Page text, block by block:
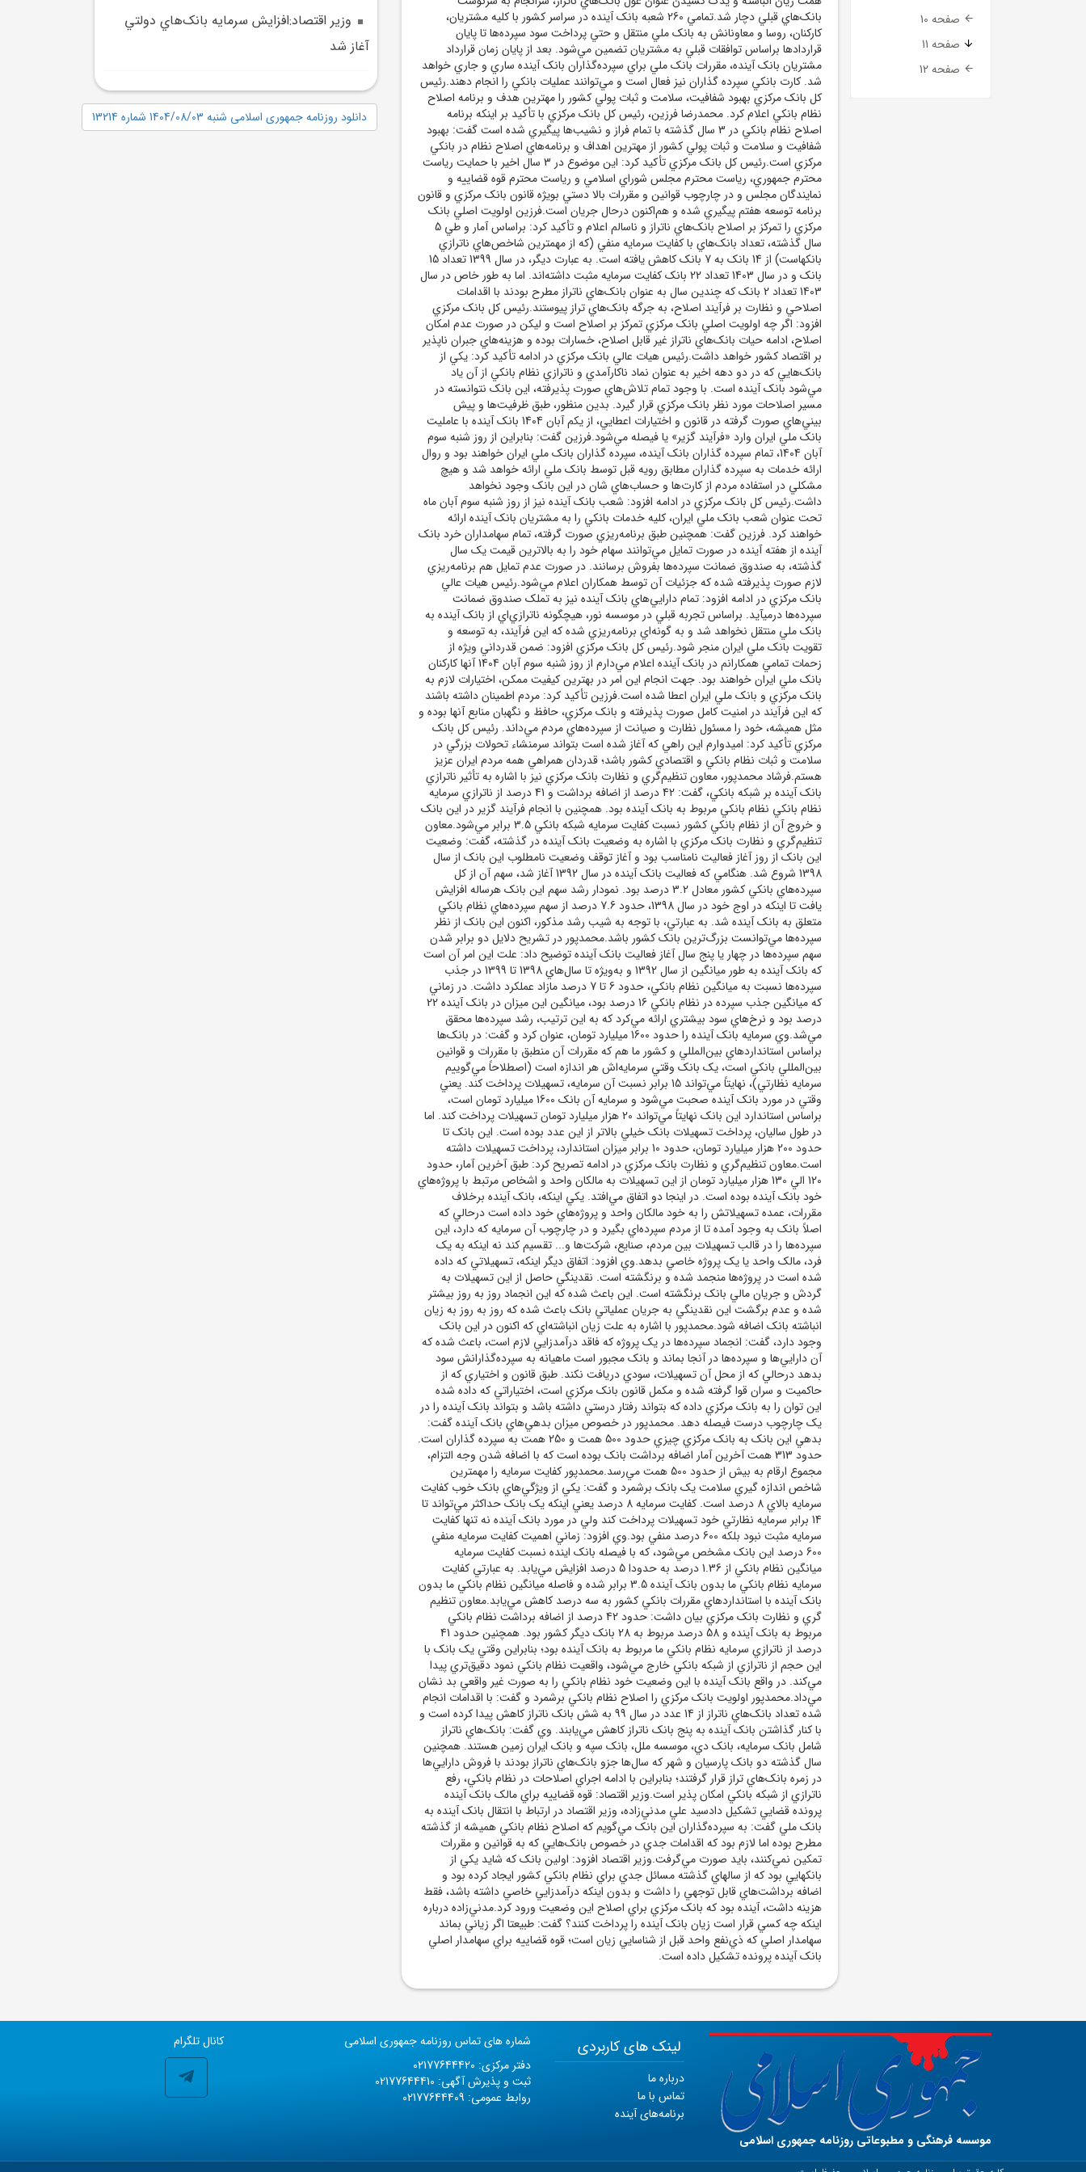
صفحه 10
صفحه 11
صفحه 12
وزير اقتصاد:افزايش سرمايه بانک‌هاي دولتي
آغاز شد
دانلود روزنامه جمهوری اسلامی شنبه 1404/08/03 شماره 13214
کانال تلگرام
شماره های تماس روزنامه جمهوری اسلامی
دفتر مرکزی: 02177644420
ثبت و پذیرش آگهی: 02177644410
روابط عمومی: 02177644409
لینک های کاربردی
درباره ما
تماس با ما
برنامه‌های آینده
موسسه فرهنگی و مطبوعاتی روزنامه جمهوری اسلامی